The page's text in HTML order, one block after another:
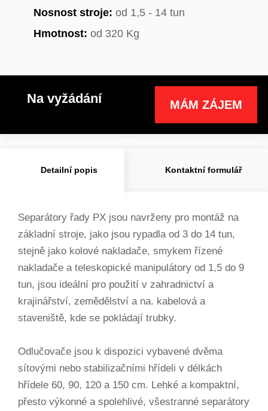
Nosnost stroje: od 1,5 - 14 tun
Hmotnost: od 320 Kg
Na vyžádání MÁM ZÁJEM
Detailní popis Kontaktní formulář
Separátory řady PX jsou navrženy pro montáž na
základní stroje, jako jsou rypadla od 3 do 14 tun,
stejně jako kolové nakladače, smykem řízené
nakladače a teleskopické manipulátory od 1,5 do 9
tun, jsou ideální pro použití v zahradnictví a
krajinářství, zemědělství a na. kabelová a
staveniště, kde se pokládají trubky.
Odlučovače jsou k dispozici vybavené dvěma
sítovými nebo stabilizačními hřídeli v délkách
hřídele 60, 90, 120 a 150 cm. Lehké a kompaktní,
přesto výkonné a spolehlivé, všestranné separátory